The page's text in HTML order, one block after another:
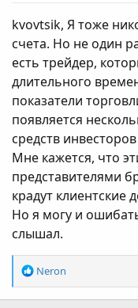
kvovtsik, Я тоже
счета. Но не один
есть трейдер,
длительного
показатели
появляется
средств
Мне кажется, что
представителями
крадут клиентские
Но я могу и
слышал.
Р
е
а
Neron